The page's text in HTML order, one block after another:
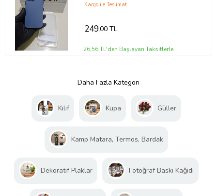
Kargo ile Teslimat
249,00 TL
26,56 TL'den Başlayan Taksitlerle
Daha Fazla Kategori
Kılıf Kupa Güller
Kamp Matara, Termos, Bardak
Dekoratif Plaklar Fotoğraf Baskı Kağıdı